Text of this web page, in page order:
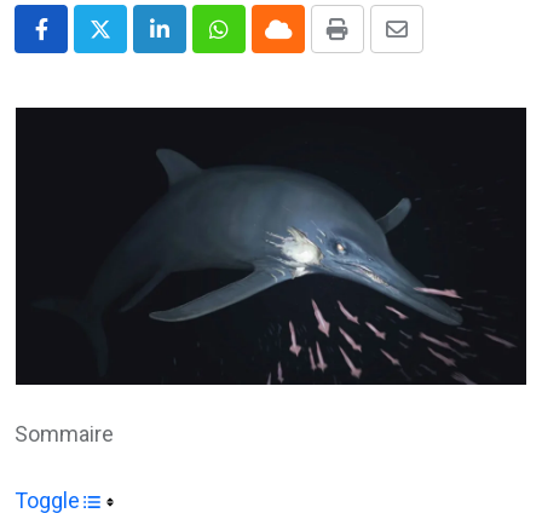
LinkedInWhatsappCloudPrint
Share
Email
Sommaire
Toggle